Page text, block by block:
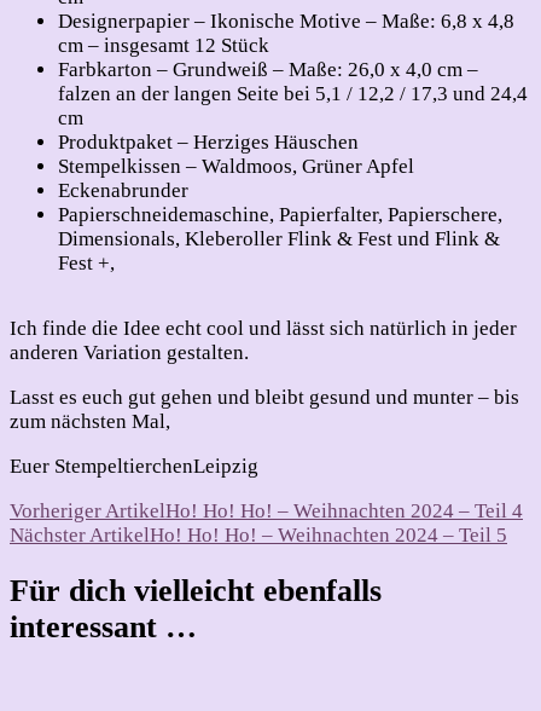
Designerpapier – Ikonische Motive – Maße: 6,8 x 4,8
cm – insgesamt 12 Stück
Farbkarton – Grundweiß – Maße: 26,0 x 4,0 cm –
falzen an der langen Seite bei 5,1 / 12,2 / 17,3 und 24,4
cm
Produktpaket – Herziges Häuschen
Stempelkissen – Waldmoos, Grüner Apfel
Eckenabrunder
Papierschneidemaschine, Papierfalter, Papierschere,
Dimensionals, Kleberoller Flink & Fest und Flink &
Fest +,
Ich finde die Idee echt cool und lässt sich natürlich in jeder
anderen Variation gestalten.
Lasst es euch gut gehen und bleibt gesund und munter – bis
zum nächsten Mal,
Euer StempeltierchenLeipzig
Beitragsnavigation
Vorheriger ArtikelHo! Ho! Ho! – Weihnachten 2024 – Teil 4
Nächster ArtikelHo! Ho! Ho! – Weihnachten 2024 – Teil 5
Für dich vielleicht ebenfalls
interessant …